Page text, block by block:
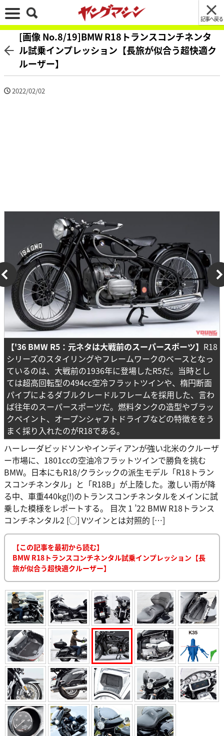
記事へ戻る
[画像 No.8/19]BMW R18トランスコンチネンタ
ル試乗インプレッション【長旅が似合う超快適ク
ルーザー】
2022/02/02
【'36 BMW R5：元ネタは大戦前のスーパースポーツ】 R18
シリーズのスタイリングやフレームワークのベースとなっ
ているのは、大戦前の1936年に登場したR5だ。当時とし
ては超高回転型の494cc空冷フラットツインや、楕円断面
パイプによるダブルクレードルフレームを採用した、言わ
ば往年のスーパースポーツだ。燃料タンクの造型やブラッ
クペイント、オープンシャフトドライブなどの特徴ををう
まく採り入れたのがR18である。
ハーレーダビッドソンやインディアンが強い北米のクルーザ
ー市場に、1801ccの空油冷フラットツインで勝負を挑む
BMW。日本にもR18/クラシックの派生モデル「R18トラン
スコンチネンタル」と「R18B」が上陸した。激しい雨が降
る中、車重440kg(!)のトランスコンチネンタルをメインに試
乗した模様をレポートする。 目次 1 ’22 BMW R18トランス
コンチネンタル2 [◯] Vツインとは対照的 […]
【この記事を最初から読む】
BMW R18トランスコンチネンタル試乗インプレッション【長
旅が似合う超快適クルーザー】